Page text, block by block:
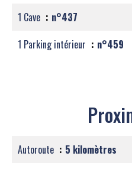
1 Cave
n°437
1 Parking intérieur
n°459
Autoroute
5 kilomètres